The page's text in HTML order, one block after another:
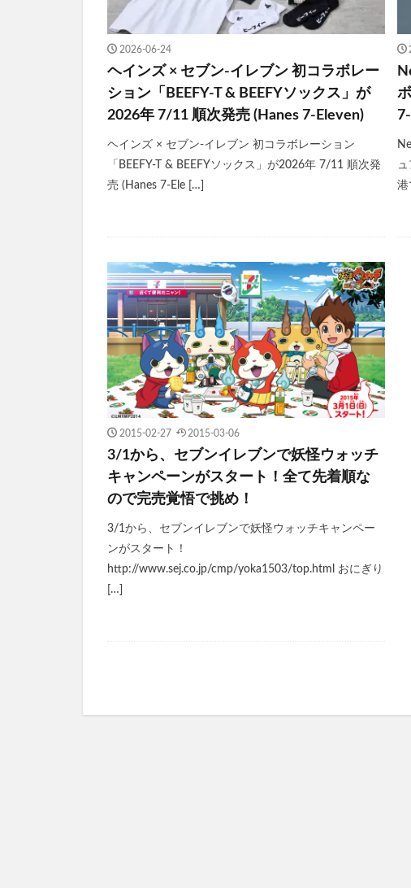
2026-06-24
ヘインズ × セブン-イレブン 初コラボレー
ション「BEEFY-T & BEEFYソックス」が
2026年 7/11 順次発売 (Hanes 7-Eleven)
ヘインズ × セブン-イレブン 初コラボレーション
「BEEFY-T & BEEFYソックス」が2026年 7/11 順次発
売 (Hanes 7-Ele […]
港
2015-02-27 2015-03-06
3/1から、セブンイレブンで妖怪ウォッチ
キャンペーンがスタート！全て先着順な
ので完売覚悟で挑め！
3/1から、セブンイレブンで妖怪ウォッチキャンペー
ンがスタート！
http://www.sej.co.jp/cmp/yoka1503/top.html おにぎり
[…]